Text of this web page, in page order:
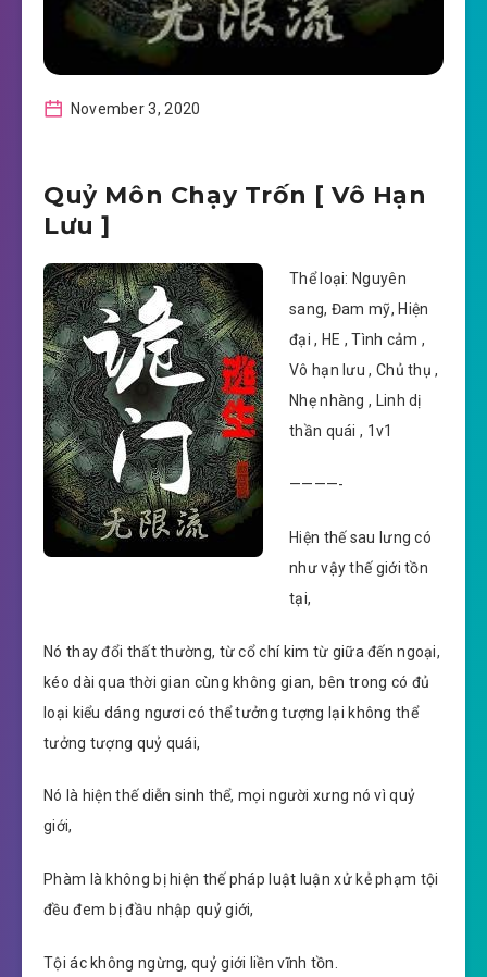
November 3, 2020
Quỷ Môn Chạy Trốn [ Vô Hạn
Lưu ]
Thể loại: Nguyên
sang, Đam mỹ, Hiện
đại , HE , Tình cảm ,
Vô hạn lưu , Chủ thụ ,
Nhẹ nhàng , Linh dị
thần quái , 1v1
————-
Hiện thế sau lưng có
như vậy thế giới tồn
tại,
Nó thay đổi thất thường, từ cổ chí kim từ giữa đến ngoại,
kéo dài qua thời gian cùng không gian, bên trong có đủ
loại kiểu dáng ngươi có thể tưởng tượng lại không thể
tưởng tượng quỷ quái,
Nó là hiện thế diễn sinh thể, mọi người xưng nó vì quỷ
giới,
Phàm là không bị hiện thế pháp luật luận xử kẻ phạm tội
đều đem bị đầu nhập quỷ giới,
Tội ác không ngừng, quỷ giới liền vĩnh tồn.